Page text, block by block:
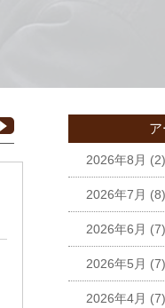
2026年8月 (2)
2026年7月 (8)
2026年6月 (7)
2026年5月 (7)
2026年4月 (7)